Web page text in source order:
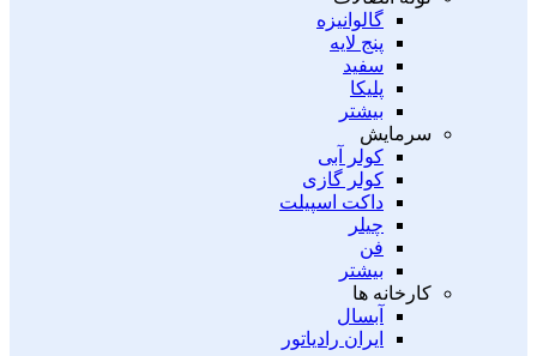
گالوانیزه
پنج لایه
سفید
پلیکا
بیشتر
سرمایش
کولر آبی
کولر گازی
داکت اسپیلت
چیلر
فن
بیشتر
کارخانه ها
آبسال
ایران رادیاتور